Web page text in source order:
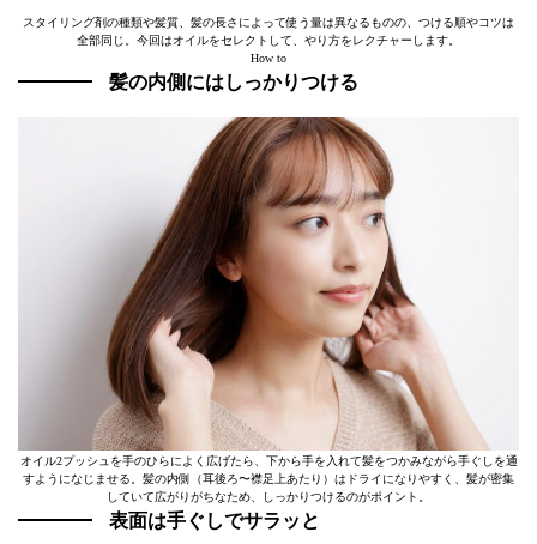
スタイリング剤の種類や髪質、髪の長さによって使う量は異なるものの、つける順やコツは
全部同じ。今回はオイルをセレクトして、やり方をレクチャーします。
How to
髪の内側にはしっかりつける
オイル2プッシュを手のひらによく広げたら、下から手を入れて髪をつかみながら手ぐしを通
すようになじませる。髪の内側（耳後ろ〜襟足上あたり）はドライになりやすく、髪が密集
していて広がりがちなため、しっかりつけるのがポイント。
表面は手ぐしでサラッと